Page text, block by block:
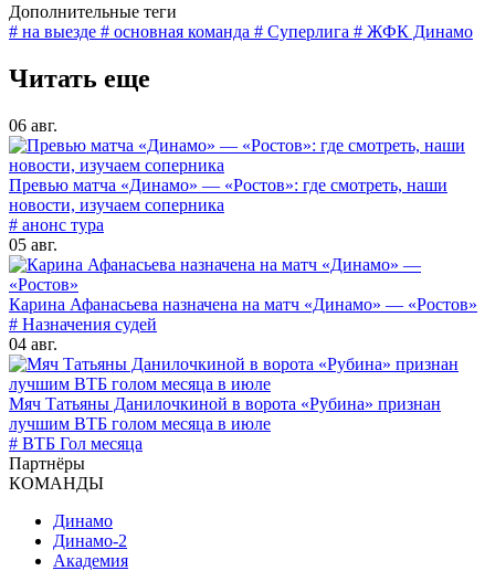
Дополнительные теги
# на выезде # основная команда # Суперлига # ЖФК Динамо
Читать еще
06 авг.
Превью матча «Динамо» — «Ростов»: где смотреть, наши
новости, изучаем соперника
# анонс тура
05 авг.
Карина Афанасьева назначена на матч «Динамо» — «Ростов»
# Назначения судей
04 авг.
Мяч Татьяны Данилочкиной в ворота «Рубина» признан
лучшим ВТБ голом месяца в июле
# ВТБ Гол месяца
Партнёры
КОМАНДЫ
Динамо
Динамо-2
Академия